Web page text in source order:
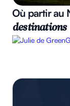
Où partir au
destinations